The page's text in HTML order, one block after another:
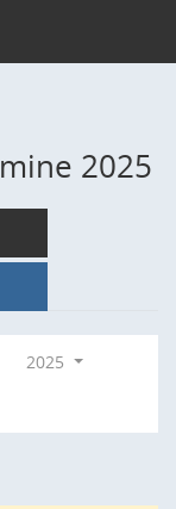
2025
2025